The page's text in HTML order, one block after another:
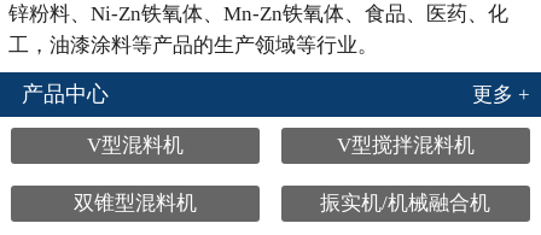
锌粉料、Ni-Zn铁氧体、Mn-Zn铁氧体、食品、医药、化
工，油漆涂料等产品的生产领域等行业。
产品中心 更多 +
V型混料机 V型搅拌混料机
双锥型混料机 振实机/机械融合机